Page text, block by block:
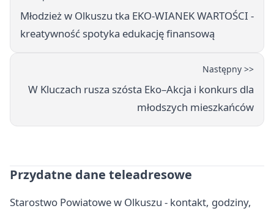
Młodzież w Olkuszu tka EKO-WIANEK WARTOŚCI -
kreatywność spotyka edukację finansową
Następny >>
W Kluczach rusza szósta Eko–Akcja i konkurs dla
młodszych mieszkańców
Przydatne dane teleadresowe
Starostwo Powiatowe w Olkuszu - kontakt, godziny,